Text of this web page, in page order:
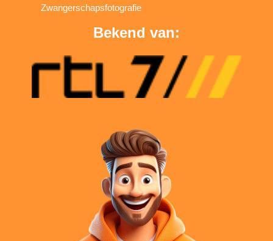
Zwangerschapsfotografie
Bekend van: